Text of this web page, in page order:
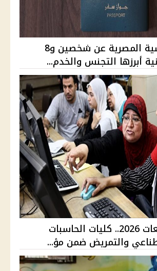
إسقاط الجنسية المصرية عن شخصين و8
أبرزها التجنس والخدم...
تنسيق الجامعات 2026.. كليات الحاسبات
والتمريض ضمن مؤ...